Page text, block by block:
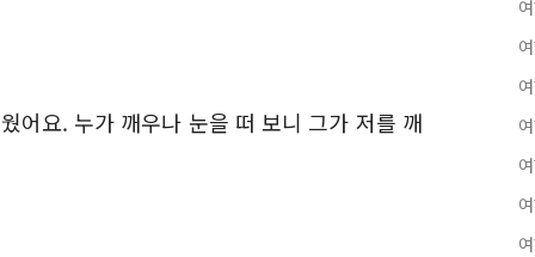
어요. 누가 깨우나 눈을 떠 보니 그가 저를 깨